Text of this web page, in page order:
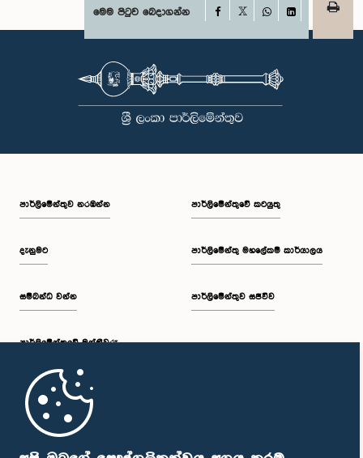
මෙම පිටුව බෙදාගන්න Facebook
WhatsAppLinkedIn
පාර්ලි‌මේන්තුව නරඹන්න
දැනුමට
සම්බන්ධ වන්න
පාර්ලි‌මේන්තුවේ මන්ත්‍රීවරු
මුල් පිටුව
පාර්ලිමේන්තුවේ කටයුතු
පාර්ලිමේන්තු මහලේකම් කාර්යාලය
පාර්ලිමේන්තුව සජීවීව
පාර්ලිමේන්තු ජංගම යෙදුම